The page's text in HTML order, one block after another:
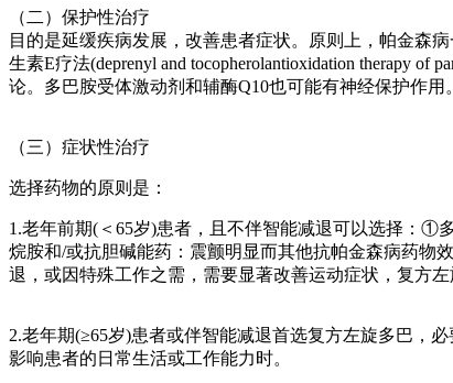
（二）保护性治疗
目的是延缓疾病发展，改善患者症状。原则上，帕金森
生素E疗法(deprenyl and tocopherolantioxidation therapy
论。多巴胺受体激动剂和辅酶Q10也可能有神经保护作用。
（三）症状性治疗
选择药物的原则是：
1.老年前期(＜65岁)患者，且不伴智能减退可以选择：
烷胺和/或抗胆碱能药：震颤明显而其他抗帕金森病药
退，或因特殊工作之需，需要显著改善运动症状，复方左
2.老年期(≥65岁)患者或伴智能减退首选复方左旋多巴，
影响患者的日常生活或工作能力时。